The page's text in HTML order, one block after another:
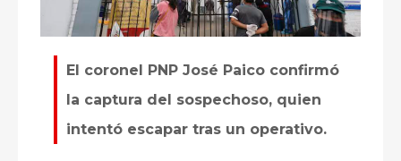
El coronel PNP José Paico confirmó
la captura del sospechoso, quien
intentó escapar tras un operativo.